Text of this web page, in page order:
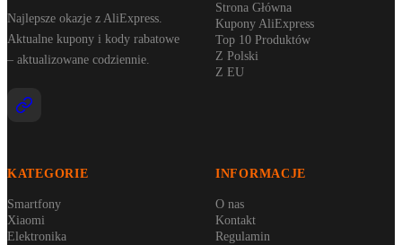
Najlepsze okazje z AliExpress.
Aktualne kupony i kody rabatowe
– aktualizowane codziennie.
Strona Główna
Kupony AliExpress
Top 10 Produktów
Z Polski
Z EU
KATEGORIE
Smartfony
Xiaomi
Elektronika
INFORMACJE
O nas
Kontakt
Regulamin